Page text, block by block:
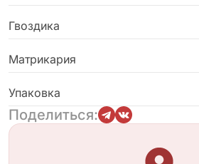
Гвоздика
Матрикария
Упаковка
Поделиться: